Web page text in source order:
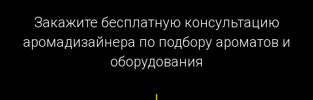
Закажите бесплатную консультацию
аромадизайнера по подбору ароматов и
оборудования